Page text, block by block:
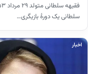
سلطانی یک دورهٔ بازیگری…
اخبار